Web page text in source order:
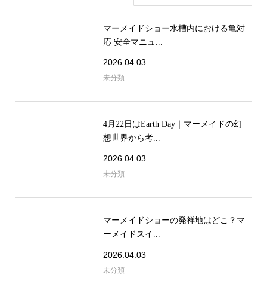
マーメイドショー水槽内における亀対
応 安全マニュ...
2026.04.03
未分類
4月22日はEarth Day｜マーメイドの幻
想世界から考...
2026.04.03
未分類
マーメイドショーの発祥地はどこ？マ
ーメイドスイ...
2026.04.03
未分類